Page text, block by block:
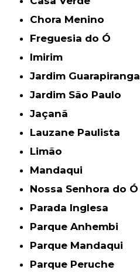
Chora Menino
Freguesia do Ó
Imirim
Jardim Guarapiranga
Jardim São Paulo
Jaçanã
Lauzane Paulista
Limão
Mandaqui
Nossa Senhora do Ó
Parada Inglesa
Parque Anhembi
Parque Mandaqui
Parque Peruche